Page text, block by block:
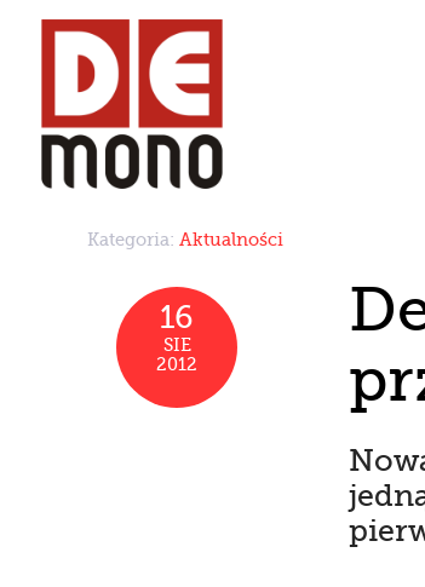
Kategoria: Aktualności
16
SIE
2012